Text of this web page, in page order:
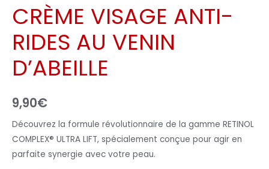
CRÈME VISAGE ANTI-
RIDES AU VENIN
D’ABEILLE
9,90€
Découvrez la formule révolutionnaire de la gamme RETINOL
COMPLEX® ULTRA LIFT, spécialement conçue pour agir en
parfaite synergie avec votre peau.